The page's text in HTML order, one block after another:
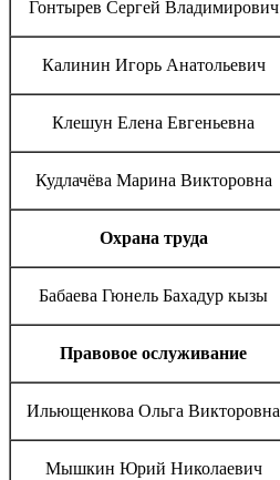
Гонтырев Сергей Владимирович
Калинин Игорь Анатольевич
Клешун Елена Евгеньевна
Кудлачёва Марина Викторовна
Охрана труда
Бабаева Гюнель Бахадур кызы
Правовое ослуживание
Ильющенкова Ольга Викторовна
Мышкин Юрий Николаевич